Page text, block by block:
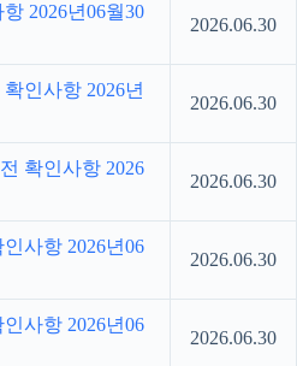
2026년06월30
2026.06.30
인사항 2026년
2026.06.30
확인사항 2026
2026.06.30
사항 2026년06
2026.06.30
사항 2026년06
2026.06.30